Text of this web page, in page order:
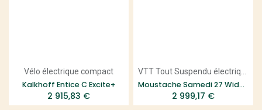
Vélo électrique compact
Kalkhoff Entice C Excite+
2 915,83 €
Moustache Samedi 27 Wide 3 - Smart System
2 999,17 €